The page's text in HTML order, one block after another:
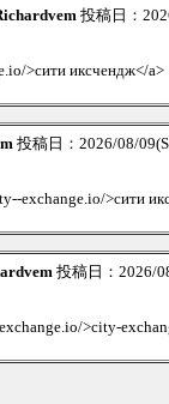
投稿日：
>сити иксчендж</a>
投稿日：2026/08/
exchange.io/>сити
投稿日：2026/
>city-